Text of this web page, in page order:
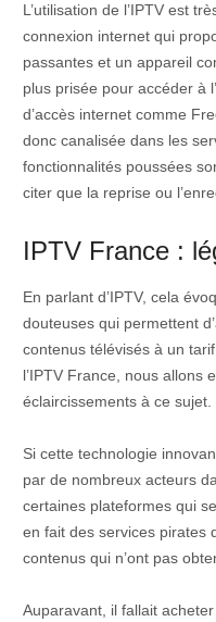
L’utilisation de l’IPTV est
connexion internet qui
passantes et un appareil
plus prisée pour accéder à
d’accès internet comme
donc canalisée dans les
fonctionnalités poussées
citer que la reprise ou
IPTV France :
En parlant d’IPTV, cela
douteuses qui permettent
contenus télévisés à un
l’IPTV France, nous allons
éclaircissements à ce sujet.
Si cette technologie
par de nombreux acteurs
certaines plateformes qui
en fait des services pirates
contenus qui n’ont pas
Auparavant, il fallait